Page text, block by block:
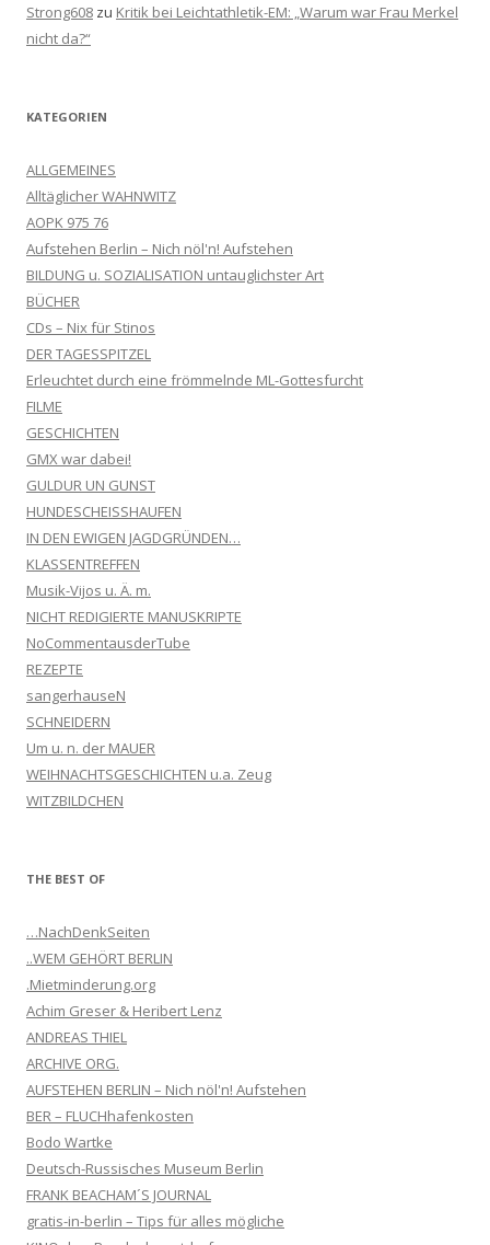
Strong608 zu Kritik bei Leichtathletik-EM: „Warum war Frau Merkel
nicht da?“
KATEGORIEN
ALLGEMEINES
Alltäglicher WAHNWITZ
AOPK 975 76
Aufstehen Berlin – Nich nöl'n! Aufstehen
BILDUNG u. SOZIALISATION untauglichster Art
BÜCHER
CDs – Nix für Stinos
DER TAGESSPITZEL
Erleuchtet durch eine frömmelnde ML-Gottesfurcht
FILME
GESCHICHTEN
GMX war dabei!
GULDUR UN GUNST
HUNDESCHEISSHAUFEN
IN DEN EWIGEN JAGDGRÜNDEN…
KLASSENTREFFEN
Musik-Vijos u. Ä. m.
NICHT REDIGIERTE MANUSKRIPTE
NoCommentausderTube
REZEPTE
sangerhauseN
SCHNEIDERN
Um u. n. der MAUER
WEIHNACHTSGESCHICHTEN u.a. Zeug
WITZBILDCHEN
THE BEST OF
…NachDenkSeiten
..WEM GEHÖRT BERLIN
.Mietminderung.org
Achim Greser & Heribert Lenz
ANDREAS THIEL
ARCHIVE ORG.
AUFSTEHEN BERLIN – Nich nöl'n! Aufstehen
BER – FLUCHhafenkosten
Bodo Wartke
Deutsch-Russisches Museum Berlin
FRANK BEACHAM´S JOURNAL
gratis-in-berlin – Tips für alles mögliche